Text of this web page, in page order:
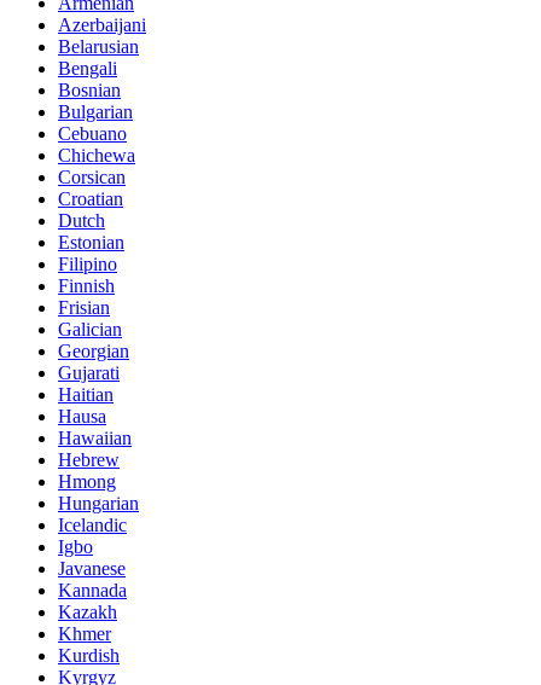
Azerbaijani
Belarusian
Bengali
Bosnian
Bulgarian
Cebuano
Chichewa
Corsican
Croatian
Dutch
Estonian
Filipino
Finnish
Frisian
Galician
Georgian
Gujarati
Haitian
Hausa
Hawaiian
Hebrew
Hmong
Hungarian
Icelandic
Igbo
Javanese
Kannada
Kazakh
Khmer
Kurdish
Kyrgyz